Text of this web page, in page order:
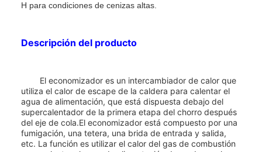
H para condiciones de cenizas altas.
Descripción del producto
El economizador es un intercambiador de calor que
utiliza el calor de escape de la caldera para calentar el
agua de alimentación, que está dispuesta debajo del
supercalentador de la primera etapa del chorro después
del eje de cola.El economizador está compuesto por una
fumigación, una tetera, una brida de entrada y salida,
etc. La función es utilizar el calor del gas de combustión